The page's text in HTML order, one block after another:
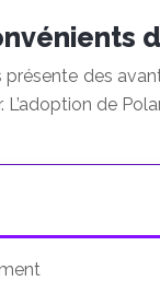
des
L’adoption de